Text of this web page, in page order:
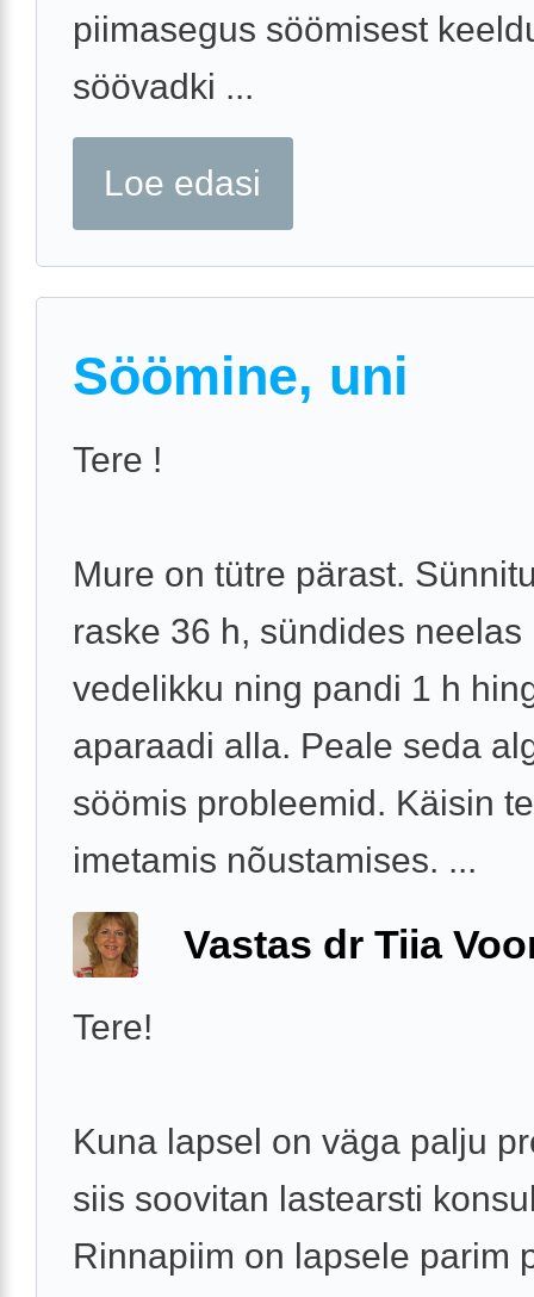
piimasegus söömisest
söövadki ...
Loe edasi
Söömine, uni
Tere !
Mure on tütre pärast.
raske 36 h, sündides neelas
vedelikku ning pandi 1 h
aparaadi alla. Peale seda
söömis probleemid. Käisin
imetamis nõustamises. ...
Vastas dr Tiia
Tere!
Kuna lapsel on väga palju
siis soovitan lastearsti
Rinnapiim on lapsele parim